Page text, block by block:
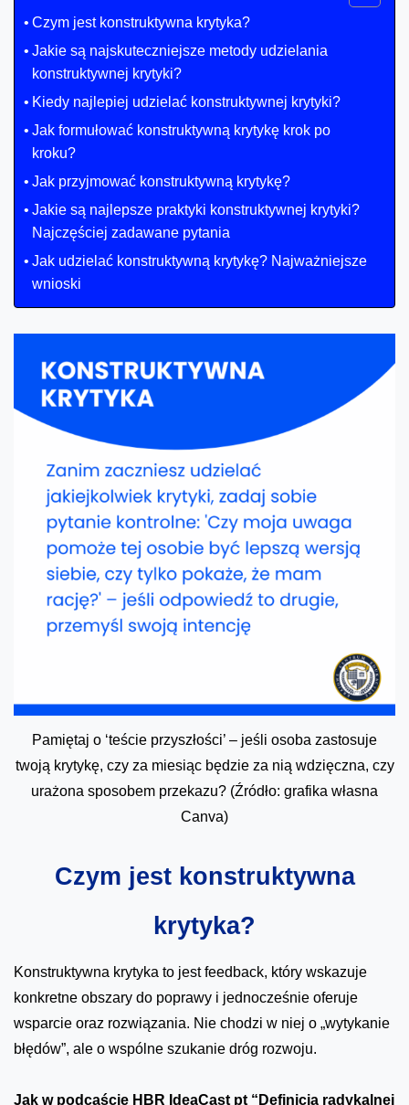
Czym jest konstruktywna krytyka?
Jakie są najskuteczniejsze metody udzielania
konstruktywnej krytyki?
Kiedy najlepiej udzielać konstruktywnej krytyki?
Jak formułować konstruktywną krytykę krok po
kroku?
Jak przyjmować konstruktywną krytykę?
Jakie są najlepsze praktyki konstruktywnej krytyki?
Najczęściej zadawane pytania
Jak udzielać konstruktywną krytykę? Najważniejsze
wnioski
Pamiętaj o ‘teście przyszłości’ – jeśli osoba zastosuje
twoją krytykę, czy za miesiąc będzie za nią wdzięczna, czy
urażona sposobem przekazu? (Źródło: grafika własna
Canva)
Czym jest konstruktywna
krytyka?
Konstruktywna krytyka to jest feedback, który wskazuje
konkretne obszary do poprawy i jednocześnie oferuje
wsparcie oraz rozwiązania. Nie chodzi w niej o „wytykanie
błędów”, ale o wspólne szukanie dróg rozwoju.
Jak w podcaście HBR IdeaCast pt “Definicja radykalnej